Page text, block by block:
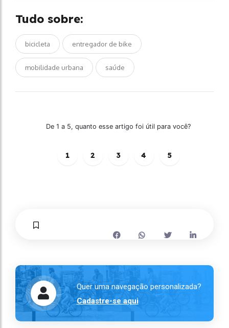
Tudo sobre:
bicicleta entregador de bike
mobilidade urbana saúde
De 1 a 5, quanto esse artigo foi útil para você?
1 2 3 4 5
Quer uma navegação personalizada?
Cadastre-se aqui